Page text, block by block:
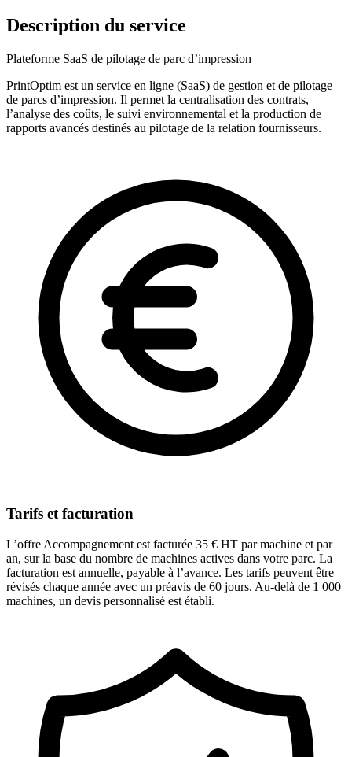
Description du service
Plateforme SaaS de pilotage de parc d’impression
PrintOptim est un service en ligne (SaaS) de gestion et de pilotage
de parcs d’impression. Il permet la centralisation des contrats,
l’analyse des coûts, le suivi environnemental et la production de
rapports avancés destinés au pilotage de la relation fournisseurs.
Tarifs et facturation
L’offre Accompagnement est facturée 35 € HT par machine et par
an, sur la base du nombre de machines actives dans votre parc. La
facturation est annuelle, payable à l’avance. Les tarifs peuvent être
révisés chaque année avec un préavis de 60 jours. Au-delà de 1 000
machines, un devis personnalisé est établi.